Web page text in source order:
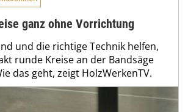
ganz ohne Vorrichtung
und die richtige Technik helfen,
runde Kreise an der Bandsäge
das geht, zeigt HolzWerkenTV.